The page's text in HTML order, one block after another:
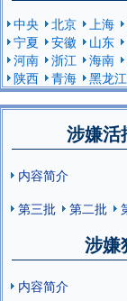
中央 北京 上海
宁夏
安徽 山东
河南
浙江 海南
陕西
青海 黑龙江
涉嫌活
内容简介
第三批
第二批
涉嫌
内容简介